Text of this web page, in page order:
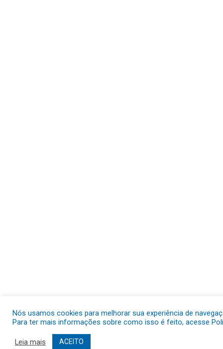
Nós usamos cookies para melhorar sua experiência de
Para ter mais informações sobre como isso é feito, acesse
Leia mais ACEITO